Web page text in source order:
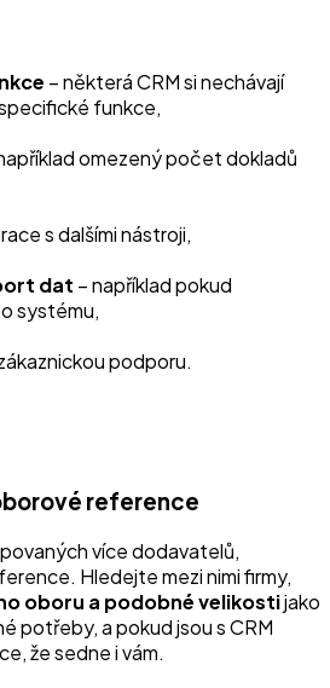
– některá CRM si nechávají
funkce,
omezený počet dokladů
s dalšími nástroji,
dat – například pokud
systému,
podporu.
reference
více dodavatelů,
Hledejte mezi nimi firmy,
oboru a podobné velikostijako
potřeby, a pokud jsou s CRM
že sedne i vám.